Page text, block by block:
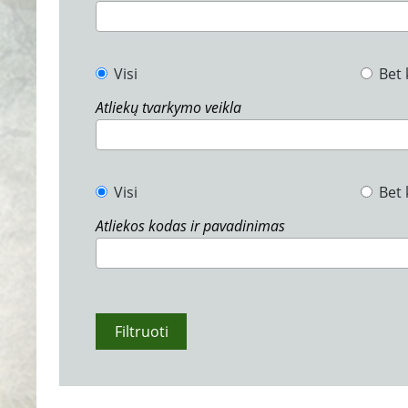
Visi
Bet
Atliekų tvarkymo veikla
Visi
Bet
Atliekos kodas ir pavadinimas
Filtruoti